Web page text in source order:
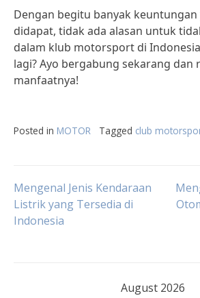
Dengan begitu banyak keuntungan
didapat, tidak ada alasan untuk
dalam klub motorsport di
lagi? Ayo bergabung sekarang dan
manfaatnya!
Posted in MOTOR Tagged club
Post
navigation
Mengenal Jenis Kendaraan
Listrik yang Tersedia di
Indonesia
August 2026